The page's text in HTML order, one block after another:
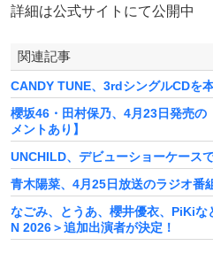
詳細は公式サイトにて公開中
関連記事
CANDY TUNE、3rdシングルCDを
櫻坂46・田村保乃、4月23日発売の
メントあり】
UNCHILD、デビューショーケース
青木陽菜、4月25日放送のラジオ番
なごみ、とうあ、櫻井優衣、PiKi
N 2026＞追加出演者が決定！